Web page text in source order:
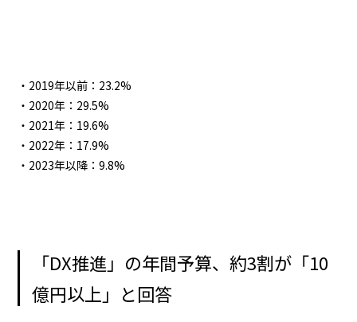
・2019年以前：23.2%
・2020年：29.5%
・2021年：19.6%
・2022年：17.9%
・2023年以降：9.8%
「DX推進」の年間予算、約3割が「10
億円以上」と回答